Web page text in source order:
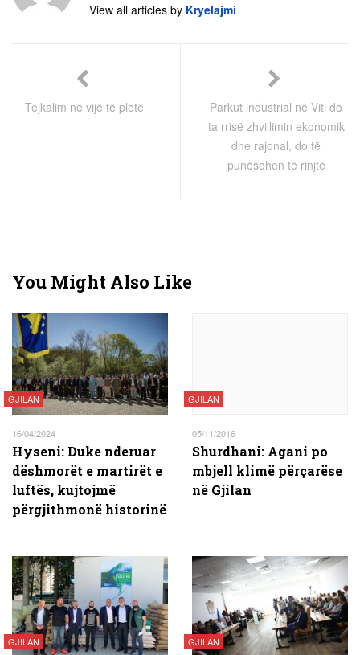
View all articles by Kryelajmi
Tejkalim në vijë të plotë
Parkut industrial në Viti do
ta rrisë zhvillimin ekonomik
dhe rajonal, do të
punësohen të rinjtë
You Might Also Like
GJILAN
16/04/2024
Hyseni: Duke nderuar
dëshmorët e martirët e
luftës, kujtojmë
përgjithmonë historinë
GJILAN
05/11/2016
Shurdhani: Agani po
mbjell klimë përçarëse
në Gjilan
GJILAN GJILAN